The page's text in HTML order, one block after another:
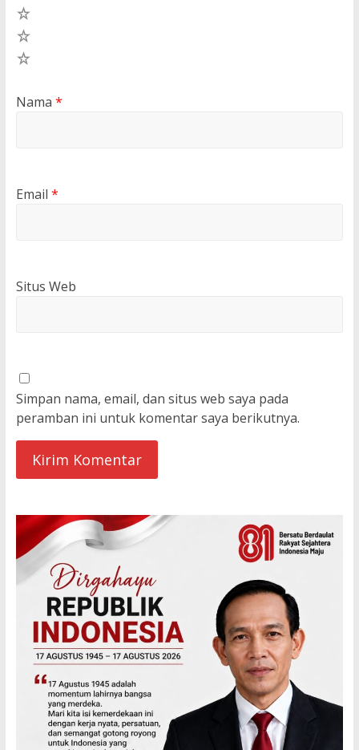
Nama *
Email *
Situs Web
Simpan nama, email, dan situs web saya pada
peramban ini untuk komentar saya berikutnya.